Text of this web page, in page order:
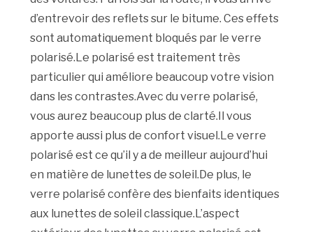
d’entrevoir des reflets sur le bitume. Ces effets
sont automatiquement bloqués par le verre
polarisé.Le polarisé est traitement très
particulier qui améliore beaucoup votre vision
dans les contrastes.Avec du verre polarisé,
vous aurez beaucoup plus de clarté.Il vous
apporte aussi plus de confort visuel.Le verre
polarisé est ce qu’il y a de meilleur aujourd’hui
en matière de lunettes de soleil.De plus, le
verre polarisé confère des bienfaits identiques
aux lunettes de soleil classique.L’aspect